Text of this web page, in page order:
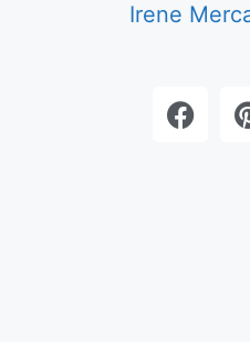
Irene